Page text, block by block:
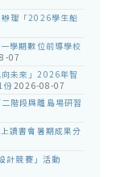
理「2026學生船
學期數位前導學校
07
未來」2026年智
份2026-08-07
階段與離島場研習
讀書會暑期成果分
計競賽」活動